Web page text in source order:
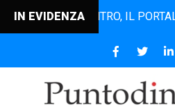
IN EVIDENZA IL PORTALE